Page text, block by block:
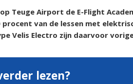
op Teuge Airport de E-Flight
van de lessen met
Velis Electro zijn daarvoor
lezen?